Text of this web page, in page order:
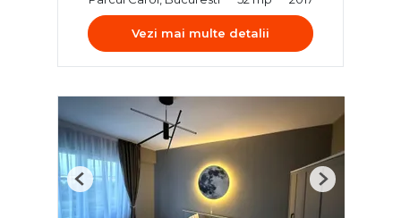
Vezi mai multe detalii
Previous Next